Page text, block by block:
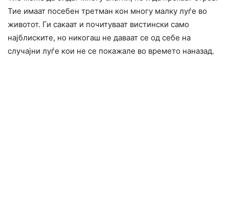
Тие имаат посебен третман кон многу малку луѓе во
животот. Ги сакаат и почитуваат вистински само
најблиските, но никогаш не даваат се од себе на
случајни луѓе кои не се покажале во времето наназад.